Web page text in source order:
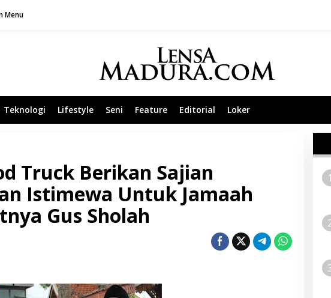
Menu
Teknologi Lifestyle Seni Feature Editorial Loker
Truck Berikan Sajian
Istimewa Untuk Jamaah
Gus Sholah
1